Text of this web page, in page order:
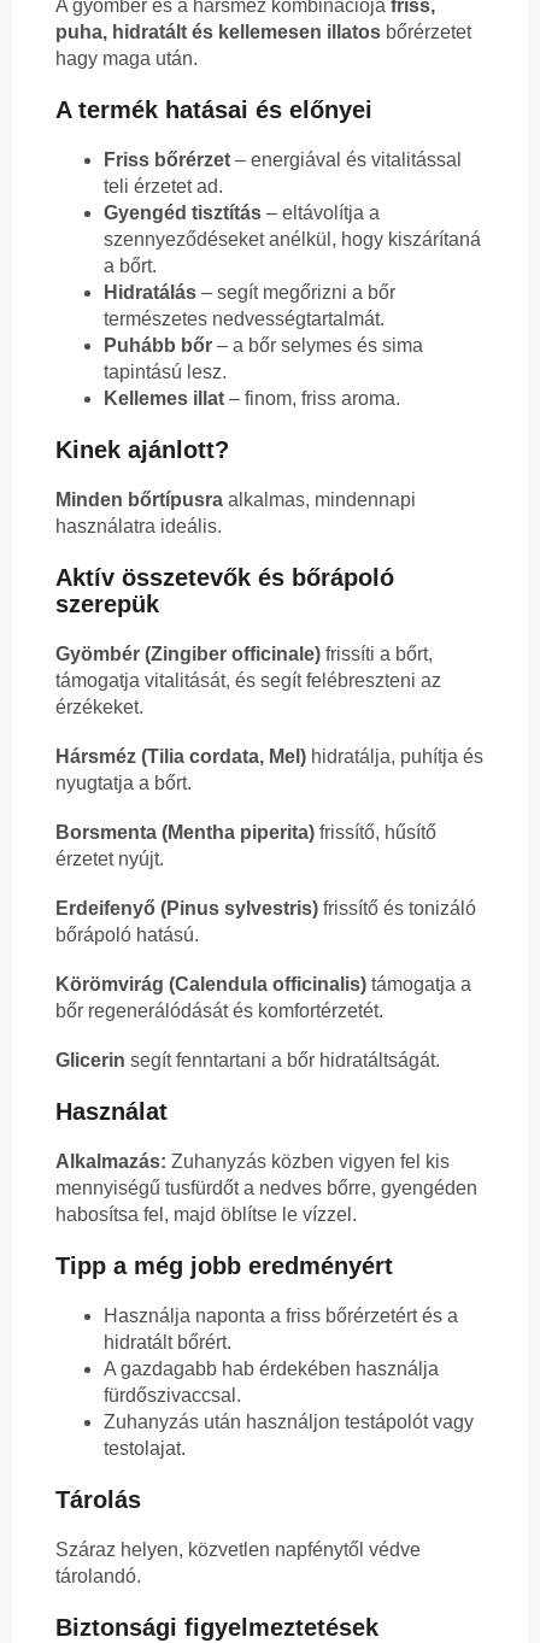
A gyömbér és a hársméz kombinációja friss,
puha, hidratált és kellemesen illatos bőrérzetet
hagy maga után.
A termék hatásai és előnyei
Friss bőrérzet – energiával és vitalitással
teli érzetet ad.
Gyengéd tisztítás – eltávolítja a
szennyeződéseket anélkül, hogy kiszárítaná
a bőrt.
Hidratálás – segít megőrizni a bőr
természetes nedvességtartalmát.
Puhább bőr – a bőr selymes és sima
tapintású lesz.
Kellemes illat – finom, friss aroma.
Kinek ajánlott?
Minden bőrtípusra alkalmas, mindennapi
használatra ideális.
Aktív összetevők és bőrápoló
szerepük
Gyömbér (Zingiber officinale) frissíti a bőrt,
támogatja vitalitását, és segít felébreszteni az
érzékeket.
Hársméz (Tilia cordata, Mel) hidratálja, puhítja és
nyugtatja a bőrt.
Borsmenta (Mentha piperita) frissítő, hűsítő
érzetet nyújt.
Erdeifenyő (Pinus sylvestris) frissítő és tonizáló
bőrápoló hatású.
Körömvirág (Calendula officinalis) támogatja a
bőr regenerálódását és komfortérzetét.
Glicerin segít fenntartani a bőr hidratáltságát.
Használat
Alkalmazás: Zuhanyzás közben vigyen fel kis
mennyiségű tusfürdőt a nedves bőrre, gyengéden
habosítsa fel, majd öblítse le vízzel.
Tipp a még jobb eredményért
Használja naponta a friss bőrérzetért és a
hidratált bőrért.
A gazdagabb hab érdekében használja
fürdőszivaccsal.
Zuhanyzás után használjon testápolót vagy
testolajat.
Tárolás
Száraz helyen, közvetlen napfénytől védve
tárolandó.
Biztonsági figyelmeztetések